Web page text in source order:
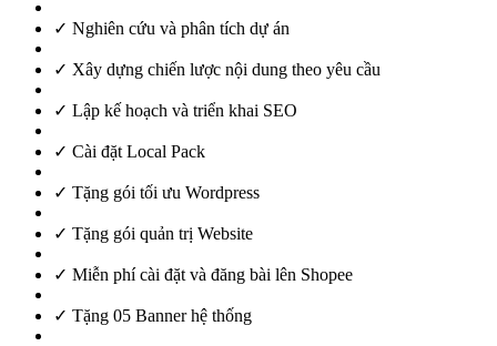
✓ Nghiên cứu và phân tích dự án
✓ Xây dựng chiến lược nội dung theo yêu cầu
✓ Lập kế hoạch và triển khai SEO
✓ Cài đặt Local Pack
✓ Tặng gói tối ưu Wordpress
✓ Tặng gói quản trị Website
✓ Miễn phí cài đặt và đăng bài lên Shopee
✓ Tặng 05 Banner hệ thống